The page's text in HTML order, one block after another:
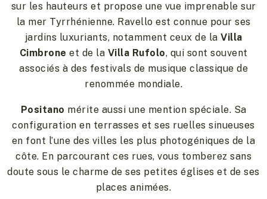
sur les hauteurs et propose une vue imprenable sur
la mer Tyrrhénienne. Ravello est connue pour ses
jardins luxuriants, notamment ceux de la Villa
Cimbrone et de la Villa Rufolo, qui sont souvent
associés à des festivals de musique classique de
renommée mondiale.
Positano mérite aussi une mention spéciale. Sa
configuration en terrasses et ses ruelles sinueuses
en font l’une des villes les plus photogéniques de la
côte. En parcourant ces rues, vous tomberez sans
doute sous le charme de ses petites églises et de ses
places animées.